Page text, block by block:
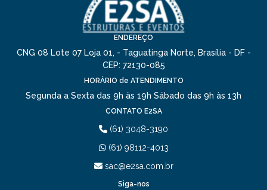
ENDEREÇO
CNG 08 Lote 07 Loja 01, - Taguatinga Norte, Brasília - DF -
CEP: 72130-085
HORÁRIO de ATENDIMENTO
Segunda a Sexta das 9h às 19h Sábado das 9h às 13h
CONTATO E2SA
(61) 3048-3190
(61) 98112-4013
sac@e2sa.com.br
Siga-nos